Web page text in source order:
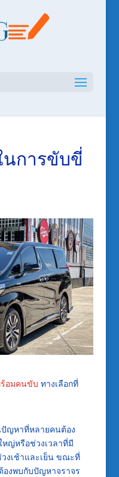
นการขับขี่
อมคนขับ ทางเลือกที่
ญหาที่หลายคนต้อง
หญ่หรือช่วงเวลาที่มี
งเช้าและเย็น ขณะที่
องพบกับปัญหาจราจร